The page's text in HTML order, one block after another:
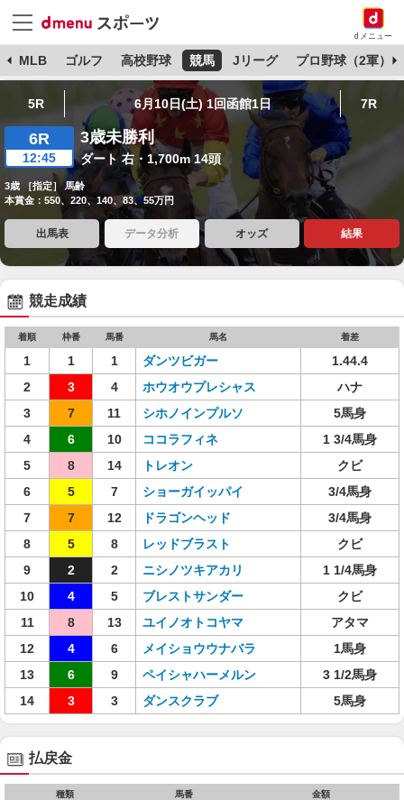
dメニュー
MLB ゴルフ 高校野球 競馬 Jリーグ プロ野球（2軍）
5R 6月10日(土) 1回函館1日 7R
6R
12:45
3歳未勝利
ダート 右・1,700m 14頭
3歳 ［指定］ 馬齢
本賞金：550、220、140、83、55万円
出馬表 データ分析 オッズ 結果
競走成績
着順 枠番 馬番 馬名 着差
1 1 1 ダンツビガー
1.44.4
2
3 4 ホウオウプレシャス
ハナ
3
7 11 シホノインプルソ
5馬身
4
6 10 ココラフィネ
1 3/4馬身
5
8 14 トレオン
クビ
6
5 7 ショーガイッパイ
3/4馬身
7
7 12 ドラゴンヘッド
3/4馬身
8
5 8 レッドブラスト
クビ
9
2 2 ニシノツキアカリ
1 1/4馬身
10
4 5 ブレストサンダー
クビ
11
8 13 ユイノオトコヤマ
アタマ
12
4 6 メイショウウナバラ
1馬身
13
6 9 ペイシャハーメルン
3 1/2馬身
14
3 3 ダンスクラブ 5馬身
払戻金
種類 馬番 金額